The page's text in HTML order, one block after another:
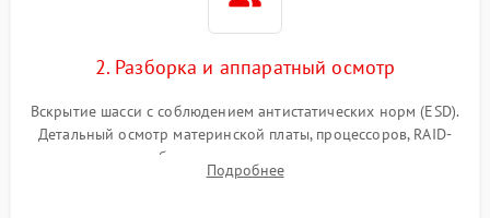
2. Разборка и аппаратный осмотр
Вскрытие шасси с соблюдением антистатических норм (ESD).
Детальный осмотр материнской платы, процессоров, RAID-
контроллеров и блоков питания на наличие термических
повреждений, прогаров или окислений.
Подробнее